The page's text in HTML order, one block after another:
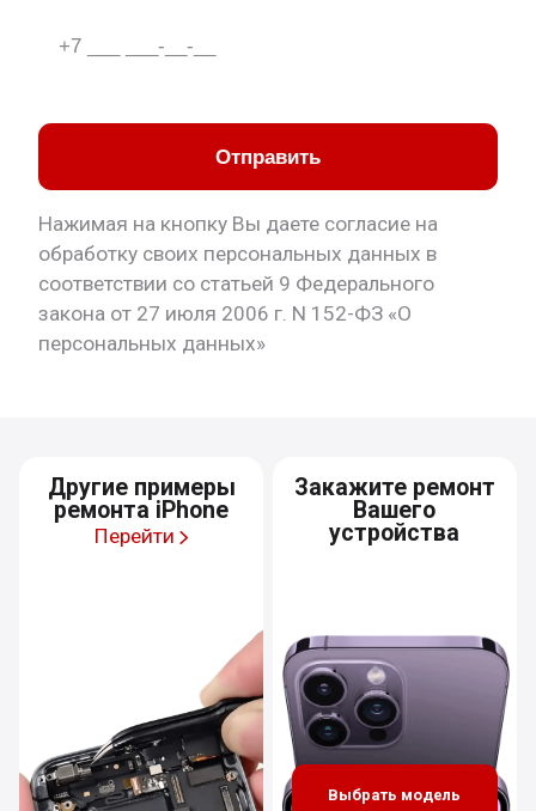
Отправить
Нажимая на кнопку Вы даете согласие на
обработку своих персональных данных в
соответствии со статьей 9 Федерального
закона от 27 июля 2006 г. N 152-ФЗ «О
персональных данных»
Другие примеры
ремонта iPhone
Перейти
Закажите ремонт
Вашего
устройства
Выбрать модель